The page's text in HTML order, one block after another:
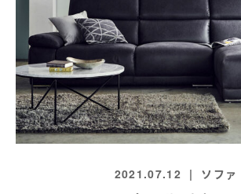
2021.07.12
ソファ